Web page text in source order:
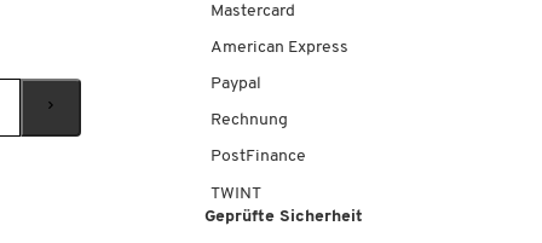
Mastercard
American Express
Paypal
Rechnung
PostFinance
TWINT
Geprüfte Sicherheit